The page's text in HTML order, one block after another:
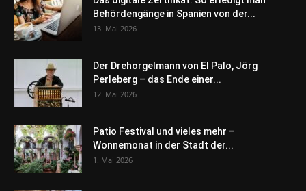
Behördengänge in Spanien von der...
13. Mai 2026
Der Drehorgelmann von El Palo, Jörg
Perleberg – das Ende einer...
12. Mai 2026
Patio Festival und vieles mehr –
Wonnemonat in der Stadt der...
1. Mai 2026